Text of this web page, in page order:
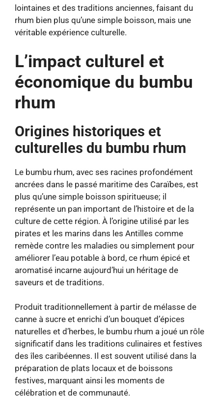
lointaines et des traditions anciennes, faisant du
rhum bien plus qu’une simple boisson, mais une
véritable expérience culturelle.
L’impact culturel et
économique du bumbu
rhum
Origines historiques et
culturelles du bumbu rhum
Le bumbu rhum, avec ses racines profondément
ancrées dans le passé maritime des Caraïbes, est
plus qu’une simple boisson spiritueuse; il
représente un pan important de l’histoire et de la
culture de cette région. À l’origine utilisé par les
pirates et les marins dans les Antilles comme
remède contre les maladies ou simplement pour
améliorer l’eau potable à bord, ce rhum épicé et
aromatisé incarne aujourd’hui un héritage de
saveurs et de traditions.
Produit traditionnellement à partir de mélasse de
canne à sucre et enrichi d’un bouquet d’épices
naturelles et d’herbes, le bumbu rhum a joué un rôle
significatif dans les traditions culinaires et festives
des îles caribéennes. Il est souvent utilisé dans la
préparation de plats locaux et de boissons
festives, marquant ainsi les moments de
célébration et de communauté.